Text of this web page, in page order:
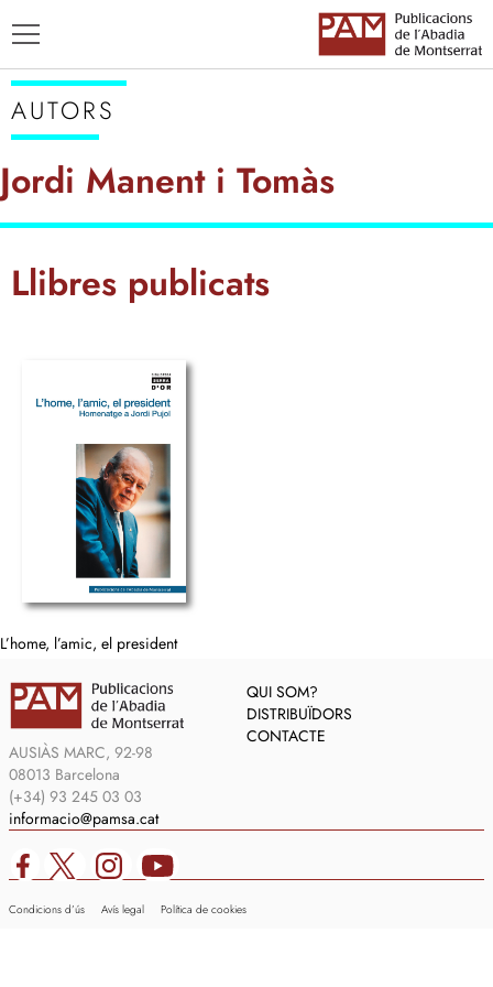
AUTORS
ENSENYAMENT CATALÀ
AUTORS
Jordi Manent i Tomàs
Llibres publicats
L’home, l’amic, el president
AUSIÀS MARC, 92-98
08013 Barcelona
(+34) 93 245 03 03
informacio@pamsa.cat
QUI SOM?
DISTRIBUÏDORS
CONTACTE
Condicions d’ús Avís legal Política de cookies